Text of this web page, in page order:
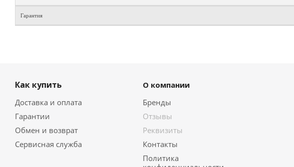
Гарантия
Как купить
Доставка и оплата
Гарантии
Обмен и возврат
Сервисная служба
О компании
Бренды
Отзывы
Реквизиты
Контакты
Политика